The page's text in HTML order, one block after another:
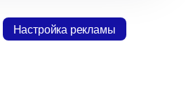
Настройка рекламы